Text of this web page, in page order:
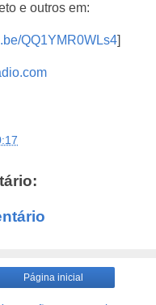
e outros em:
QQ1YMR0WLs4]
Página inicial